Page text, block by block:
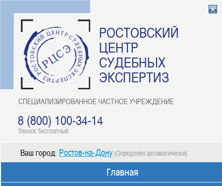
РОСТОВСКИЙ
ЦЕНТР
СУДЕБНЫХ
ЭКСПЕРТИЗ
СПЕЦИАЛИЗИРОВАННОЕ ЧАСТНОЕ УЧРЕЖДЕНИЕ
8 (800) 100-34-14
Звонок бесплатный
Ваш город: Ростов-на-Дону (Определен автоматически)
Главная